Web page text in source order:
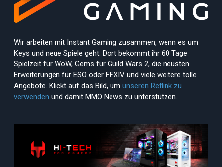
Wir arbeiten mit Instant Gaming zusammen, wenn es um
Keys und neue Spiele geht. Dort bekommt ihr 60 Tage
Spielzeit für WoW, Gems für Guild Wars 2, die neusten
Erweiterungen für ESO oder FFXIV und viele weitere tolle
Angebote. Klickt auf das Bild, um unseren Reflink zu
verwenden und damit MMO News zu unterstützen.